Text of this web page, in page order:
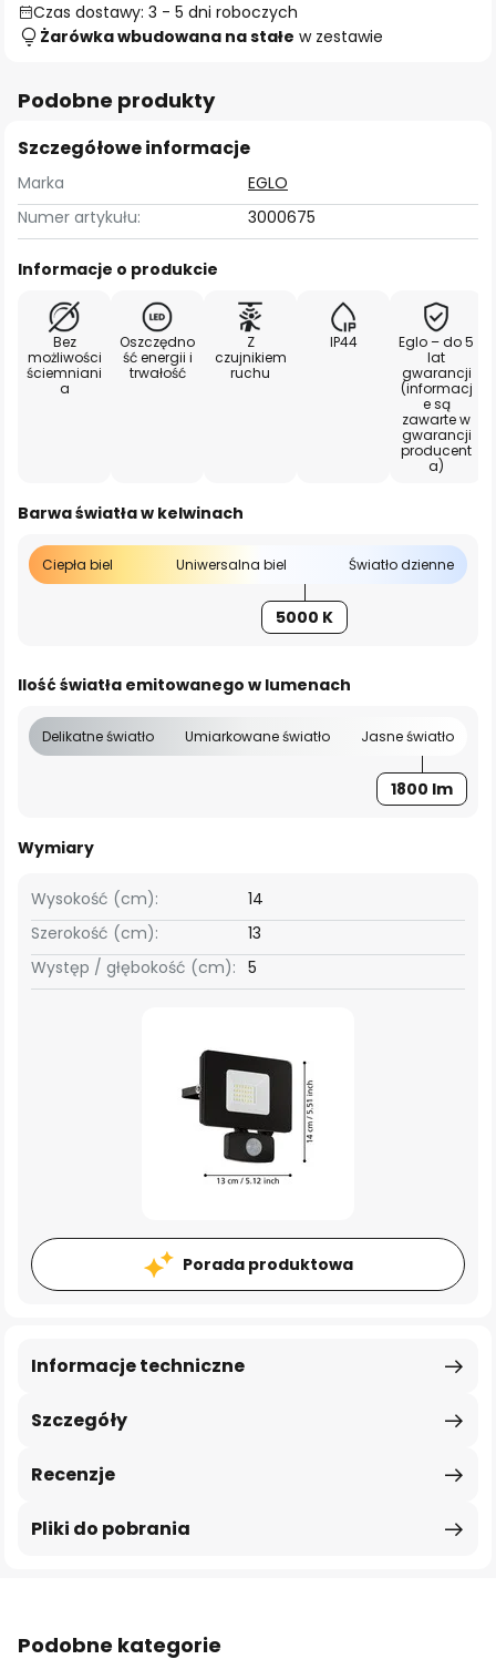
Czas dostawy: 3 - 5 dni roboczych
Żarówka wbudowana na stałe w zestawie
Podobne produkty
Szczegółowe informacje
Marka
EGLO
Numer artykułu:
3000675
Informacje o produkcie
Bez
możliwości
ściemniani
a
Oszczędno
ść energii i
trwałość
Z
czujnikiem
ruchu
IP44
Eglo – do 5
lat
gwarancji
(informacj
e są
zawarte w
gwarancji
producent
a)
Barwa światła w kelwinach
Ciepła biel Uniwersalna biel Światło dzienne
5000 K
Ilość światła emitowanego w lumenach
Delikatne światło Umiarkowane światło Jasne światło
1800 lm
Wymiary
Szerokość (cm): 13
Wysokość (cm): 14
Występ / głębokość (cm): 5
Porada produktowa
Szczegóły
Informacje techniczne
Recenzje
Pliki do pobrania
Podobne kategorie